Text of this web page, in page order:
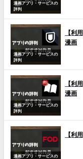
漫画アプリ・サービスの
評判
漫画アプリ・サービスの
評判
【利
漫画
漫画アプリ・サービスの
評判
【利
漫画
漫画アプリ・サービスの
【利